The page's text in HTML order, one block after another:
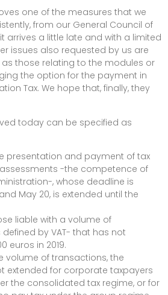
one of the measures that we
from our General Council of
arrives a little late and with a limited
issues also requested by us are
as those relating to the modules or
the option for the payment in
Tax. We hope that, finally, they
today can be specified as
presentation and payment of tax
-the competence of
, whose deadline is
May 20, is extended until the
liable with a volume of
by VAT- that has not
euros in 2019.
volume of transactions, the
extended for corporate taxpayers
the consolidated tax regime, or for